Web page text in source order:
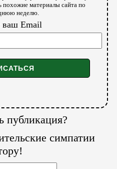
похожие материалы сайта по
неделю.
ваш Email
публикация?
симпатии